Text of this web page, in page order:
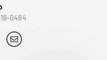
0484